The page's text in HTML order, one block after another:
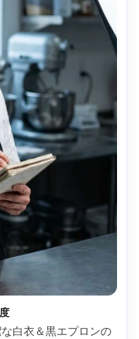
白衣＆黒エプロンの